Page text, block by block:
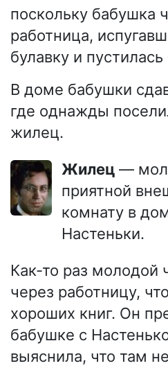
поскольку бабушка
работница,
булавку и
В доме бабушки
где однажды
жилец.
Жилец —
приятной
комнату в
Настеньки.
Как-то раз молодой
через работницу,
хороших книг. Он
бабушке с
выяснила, что там